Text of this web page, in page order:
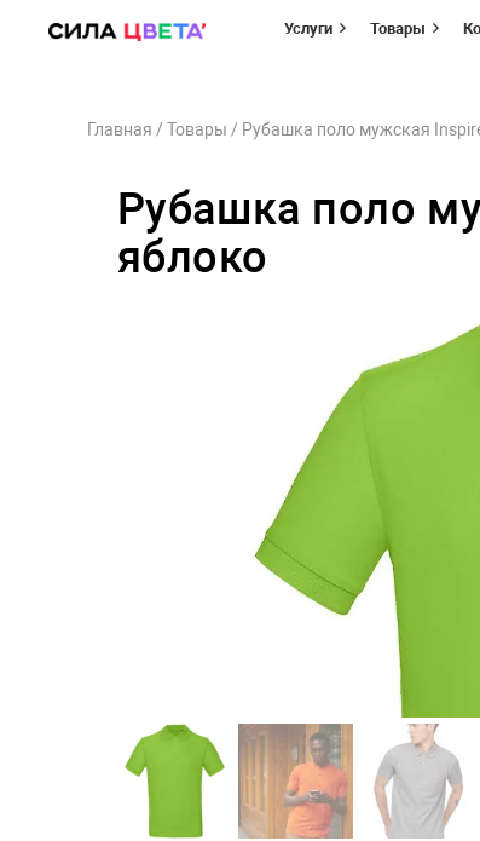
Услуги Товары
Главная / Товары / Рубашка поло мужская
Рубашка поло
яблоко